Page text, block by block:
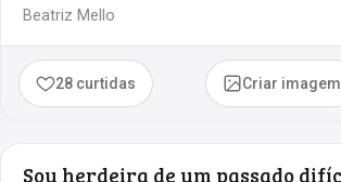
Beatriz Mello
28 curtidas Criar imagem
Sou herdeira de um passado